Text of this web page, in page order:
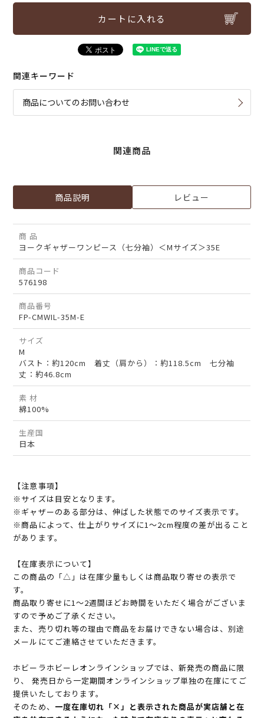
カートに入れる
関連キーワード
商品についてのお問い合わせ
関連商品
商品説明 レビュー
商 品
ヨークギャザーワンピース（七分袖）＜Mサイズ＞35E
商品コード
576198
商品番号
FP-CMWIL-35M-E
サイズ
M
バスト：約120cm 着丈（肩から）：約118.5cm 七分袖
丈：約46.8cm
素 材
綿100%
生産国
日本
【注意事項】
※サイズは目安となります。
※ギャザーのある部分は、伸ばした状態でのサイズ表示です。
※商品によって、仕上がりサイズに1～2cm程度の差が出ること
があります。
【在庫表示について】
この商品の「△」は在庫少量もしくは商品取り寄せの表示で
す。
商品取り寄せに1～2週間ほどお時間をいただく場合がございま
すので予めご了承ください。
また、売り切れ等の理由で商品をお届けできない場合は、別途
メールにてご連絡させていただきます。
ホビーラホビーレオンラインショップでは、新発売の商品に限
り、 発売日から一定期間オンラインショップ単独の在庫にてご
提供いたしております。
そのため、 一度在庫切れ「×」と表示された商品が実店舗と在